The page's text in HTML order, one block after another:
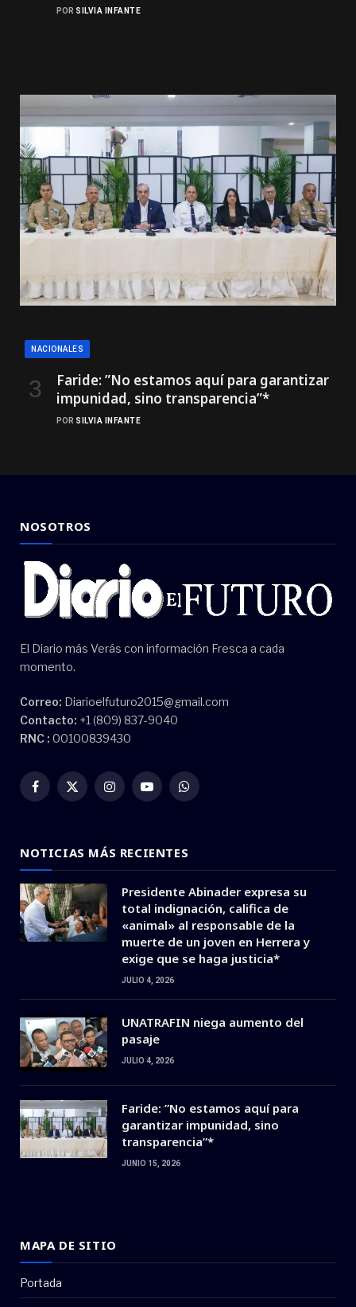
POR SILVIA INFANTE
NACIONALES
Faride: ”No estamos aquí para garantizar
impunidad, sino transparencia”*
POR SILVIA INFANTE
NOSOTROS
El Diario más Verás con información Fresca a cada
momento.
Correo: Diarioelfuturo2015@gmail.com
Contacto: +1 (809) 837-9040
RNC : 00100839430
Facebook
X
InstagramYouTubeWhatsApp
NOTICIAS MÁS RECIENTES
Presidente Abinader expresa su
total indignación, califica de
«animal» al responsable de la
muerte de un joven en Herrera y
exige que se haga justicia*
JULIO 4, 2026
UNATRAFIN niega aumento del
pasaje
JULIO 4, 2026
Faride: ”No estamos aquí para
garantizar impunidad, sino
transparencia”*
JUNIO 15, 2026
MAPA DE SITIO
Portada